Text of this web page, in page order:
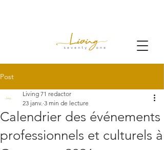
Post
Calendrier des événements
professionnels et culturels à
Living 71 redactor
23 janv. 3 min de lecture